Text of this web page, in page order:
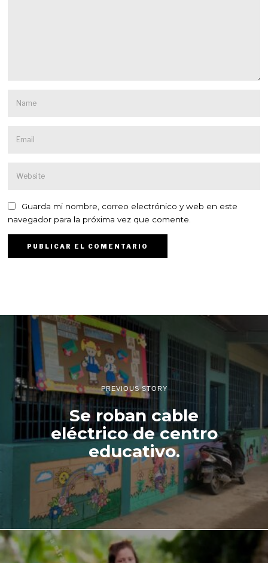
Guarda mi nombre, correo electrónico y web en este
navegador para la próxima vez que comente.
PREVIOUS STORY
Se roban cable
eléctrico de centro
educativo.